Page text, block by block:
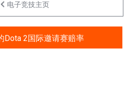
电子竞技主页
Dota 2国际邀请赛赔率